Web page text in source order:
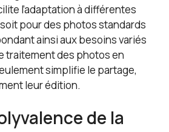
l’adaptation à différentes
pour des photos standards
ainsi aux besoins variés
traitement des photos en
simplifie le partage,
leur édition.
de la